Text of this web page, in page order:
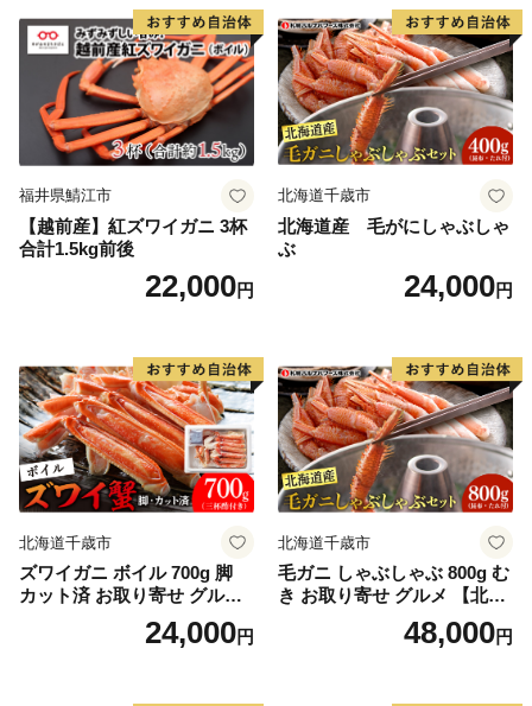
せグルメ 愛知県 小牧市 送料
無料
福井県鯖江市
【越前産】紅ズワイガニ 3杯
合計1.5kg前後
22,000円
北海道千歳市
北海道産 毛がにしゃぶしゃ
ぶ
24,000円
北海道千歳市
ズワイガニ ボイル 700g 脚
カット済 お取り寄せ グルメ
【北海道】【札幌バルナバフ
24,000円
北海道千歳市
毛ガニ しゃぶしゃぶ 800g む
き お取り寄せ グルメ 【北海
道】【札幌バルナバフーズ】
48,000円